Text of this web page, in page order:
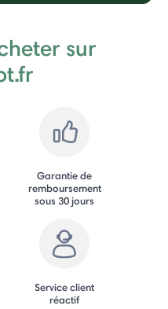
sur
Garantie de
remboursement
sous 30 jours
Service client
réactif